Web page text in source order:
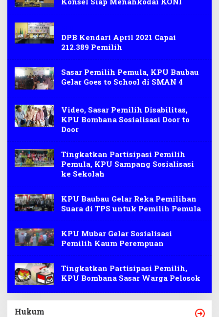
DPB Kendari April 2021 Capai
212.389 Pemilih
Sasar Pemilih Pemula, KPU Baubau
Gelar Goes to School di SMAN 4
Video, Sasar Pemilih Disabilitas,
KPU Bombana Sosialisasi Door to
Door
Tingkatkan Partisipasi Pemilih
Pemula, KPU Sampang Sosialisasi
ke Sekolah
KPU Baubau Gelar Reka Pemilihan
Suara di TPS untuk Pemilih Pemula
KPU Mubar Gelar Sosialisasi
Pemilih Kaum Perempuan
Tingkatkan Partisipasi Pemilih,
KPU Bombana Sasar Warga Pelosok
Hukum